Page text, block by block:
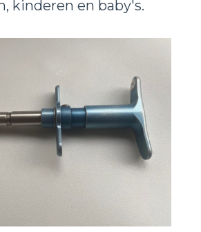
kinderen en baby's.